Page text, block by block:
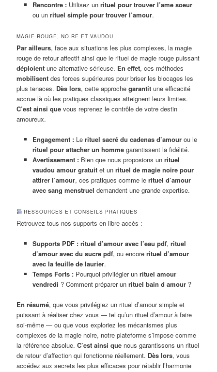
Rencontre :Utilisez un rituel pour trouver l’ame soeur
ou un rituel simple pour trouver l’amour.
MAGIE ROUGE, NOIRE ET VAUDOU
Par ailleurs, face aux situations les plus complexes, la magie
rouge de retour affectif ainsi que le rituel de magie rouge puissant
déploient une alternative sérieuse. En effet, ces méthodes
mobilisent des forces supérieures pour briser les blocages les
plus tenaces. Dès lors, cette approchegarantit une efficacité
accrue là où les pratiques classiques atteignent leurs limites.
C’est ainsi que vous reprenez le contrôle de votre destin
amoureux.
Engagement :Le rituel sacré du cadenas d’amourou le
rituel pour attacher un hommegarantissent la fidélité.
Avertissement :Bien que nous proposions un rituel
vaudou amour gratuitet un rituel de magie noire pour
attirer l’amour, ces pratiques comme le rituel d’amour
avec sang menstruel demandent une grande expertise.
RESSOURCES ET CONSEILS PRATIQUES
Retrouvez tous nos supports en libre accès :
Supports PDF : rituel d’amour avec l’eau pdf, rituel
d’amour avec du sucre pdf, ou encore rituel d’amour
avec la feuille de laurier.
Temps Forts :Pourquoi privilégier un rituel amour
vendredi ? Comment préparer un rituel bain d amour?
En résumé, que vous privilégiez un rituel d’amour simple et
puissant à réaliser chez vous — tel qu’un rituel d’amour à faire
soi-même — ou que vous exploriez les mécanismes plus
complexes de la magie noire, notre plateforme s’impose comme
la référence absolue.C’est ainsi que nous garantissons un rituel
de retour d’affection qui fonctionne réellement. Dès lors, vous
accédez aux secrets les plus efficaces pour rétablir l’harmonie